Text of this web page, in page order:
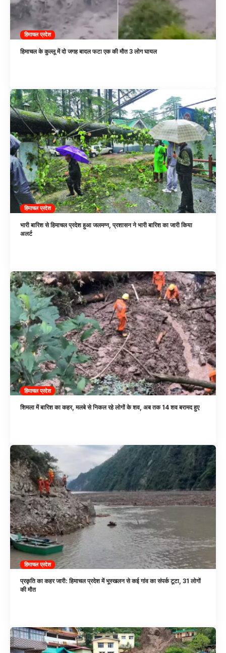
हिमाचल प्रदेश
हिमाचल के कुल्लू में दो जगह बादल फटा एक की मौत 3 लोग घायल
हिमाचल प्रदेश
भारी बारिश से हिमाचल प्रदेश हुआ जलमग्न, प्रशासन ने भारी बारिश का जारी किया
अलर्ट
हिमाचल प्रदेश
शिमला में बारिश का कहर, मलबे से निकल रहे लोगों के शव, अब तक 14 शव बरामद हुए
हिमाचल प्रदेश
प्रकृति का कहर जारी: हिमाचल प्रदेश में भूस्खलन से कई गांव का संपर्क टूटा, 31 लोगों
की मौत